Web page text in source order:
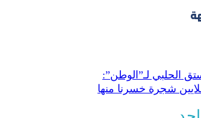
الحلبي لـ”الوطن”:
سوريا 9,7 ملايين شجرة خسرنا منها